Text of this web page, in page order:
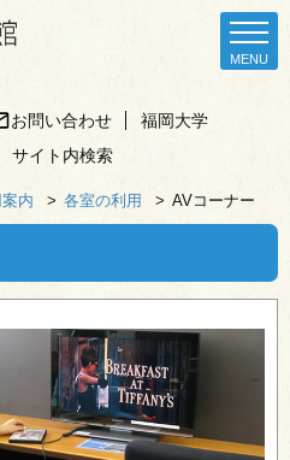
お問い合わせ
福岡大学
サイト内検索
内 各室の利用 AVコーナー